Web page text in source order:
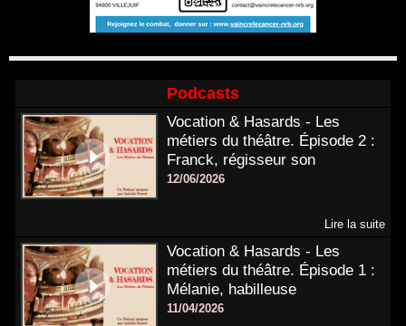
Podcasts
Vocation & Hasards - Les
métiers du théâtre. Épisode 2 :
Franck, régisseur son
12/06/2026
Lire la suite
Vocation & Hasards - Les
métiers du théâtre. Épisode 1 :
Mélanie, habilleuse
11/04/2026